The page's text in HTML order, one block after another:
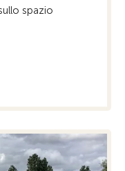
spazio